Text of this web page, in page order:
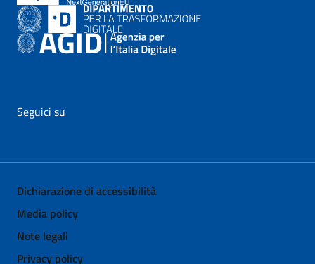
Seguici su
Dichiarazione di accessibilità
Media policy
Note legali
Privacy policy